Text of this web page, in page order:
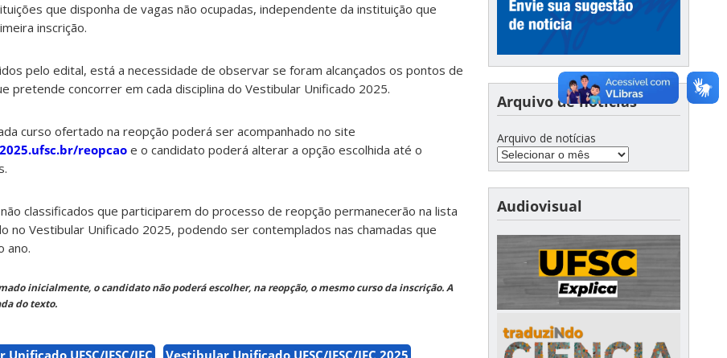
que disponha de vagas não ocupadas, independente da instituição que
inscrição.
pelo edital, está a necessidade de observar se foram alcançados os pontos de
pretende concorrer em cada disciplina do Vestibular Unificado 2025.
curso ofertado na reopção poderá ser acompanhado no site
reopcaoe o candidato poderá alterar a opção escolhida até o
classificados que participarem do processo de reopção permanecerão na lista
no Vestibular Unificado 2025, podendo ser contemplados nas chamadas que
ano.
inicialmente, o candidato não poderá escolher, na reopção, o mesmo curso da inscrição. A
do texto.
UFSC/IFSC/IFC Vestibular Unificado UFSC/IFSC/IFC 2025
Arquivo de notícias
Arquivo de notícias
Audiovisual